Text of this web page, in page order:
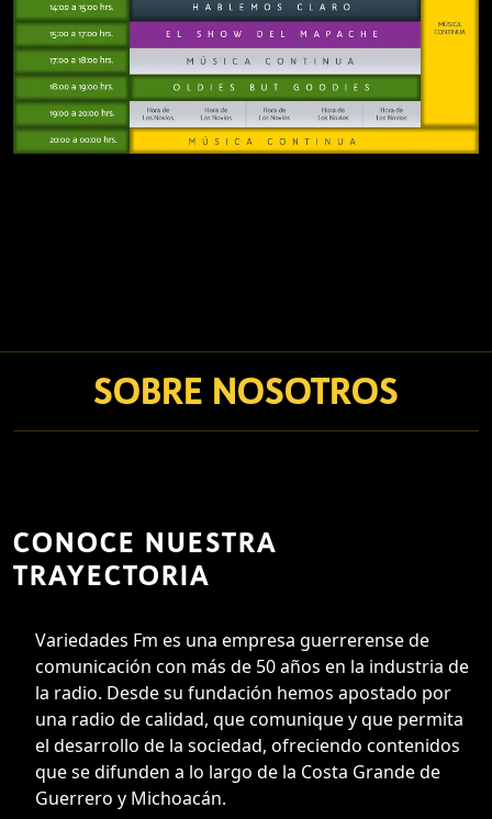
SOBRE NOSOTROS
CONOCE NUESTRA
TRAYECTORIA
Variedades Fm es una empresa guerrerense de
comunicación con más de 50 años en la industria de
la radio. Desde su fundación hemos apostado por
una radio de calidad, que comunique y que permita
el desarrollo de la sociedad, ofreciendo contenidos
que se difunden a lo largo de la Costa Grande de
Guerrero y Michoacán.